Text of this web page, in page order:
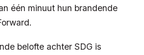
één minuut hun brandende
belofte achter SDG is